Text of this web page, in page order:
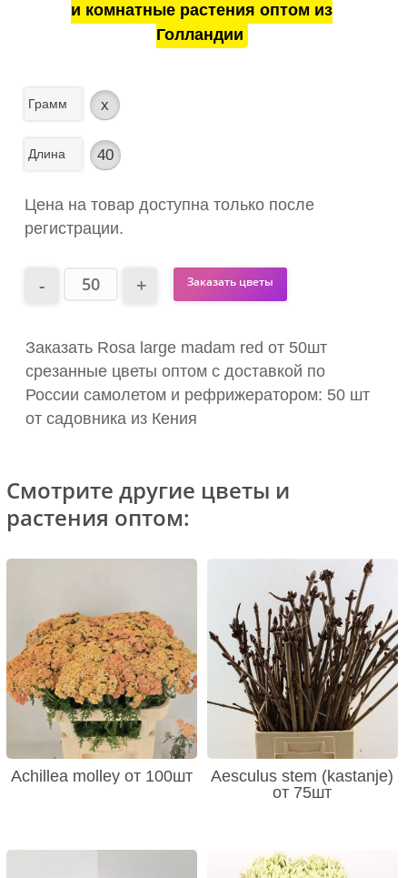
и комнатные растения оптом из
Голландии
Грамм x
Длина 40
Цена на товар доступна только после
регистрации.
Заказать цветы
Заказать Rosa large madam red от 50шт
срезанные цветы оптом с доставкой по
России самолетом и рефрижератором: 50 шт
от садовника из Кения
Смотрите другие цветы и
растения оптом:
Achillea molley от 100шт
Aesculus stem (kastanje)
от 75шт